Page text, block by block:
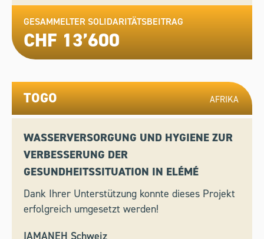
GESAMMELTER SOLIDARITÄTSBEITRAG
CHF 13’600
TOGO AFRIKA
WASSERVERSORGUNG UND HYGIENE ZUR
VERBESSERUNG DER
GESUNDHEITSSITUATION IN ELÉMÉ
Dank Ihrer Unterstützung konnte dieses Projekt
erfolgreich umgesetzt werden!
IAMANEH Schweiz